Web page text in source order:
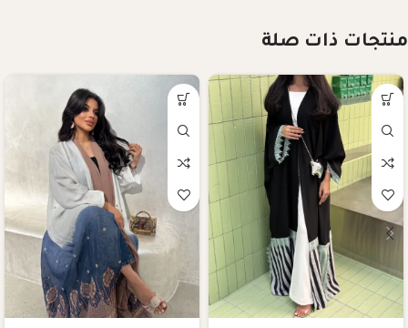
منتجات ذات صلة